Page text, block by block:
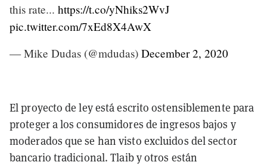
this rate... https://t.co/yNhiks2WvJ
pic.twitter.com/7xEd8X4AwX
— Mike Dudas (@mdudas) December 2, 2020
El proyecto de ley está escrito ostensiblemente para
proteger a los consumidores de ingresos bajos y
moderados que se han visto excluidos del sector
bancario tradicional. Tlaib y otros están